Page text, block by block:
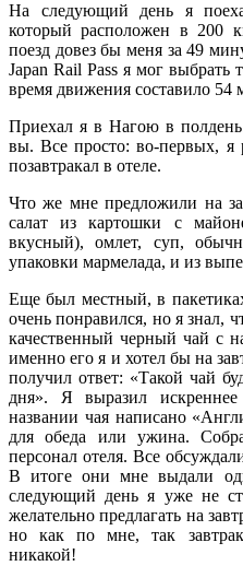
На следующий день я
который расположен в 200
поезд довез бы меня за 49
Japan Rail Pass я мог выбрать
время движения составило
Приехал я в Нагою в
вы. Все просто: во-первых, я
позавтракал в отеле.
Что же мне предложили на
салат из картошки с
вкусный), омлет, суп,
упаковки мармелада, и из
Еще был местный, в
очень понравился, но я знал,
качественный черный чай с
именно его я и хотел бы на
получил ответ: «Такой чай
дня». Я выразил
названии чая написано
для обеда или ужина.
персонал отеля. Все
В итоге они мне выдали
следующий день я уже не
желательно предлагать на
но как по мне, так
никакой!